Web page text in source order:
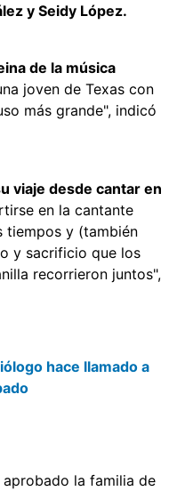
y Seidy López.
de la música
joven de Texas con
más grande", indicó
viaje desde cantar en
en la cantante
tiempos y (también
y sacrificio que los
recorrieron juntos",
hace llamado a
aprobado la familia de